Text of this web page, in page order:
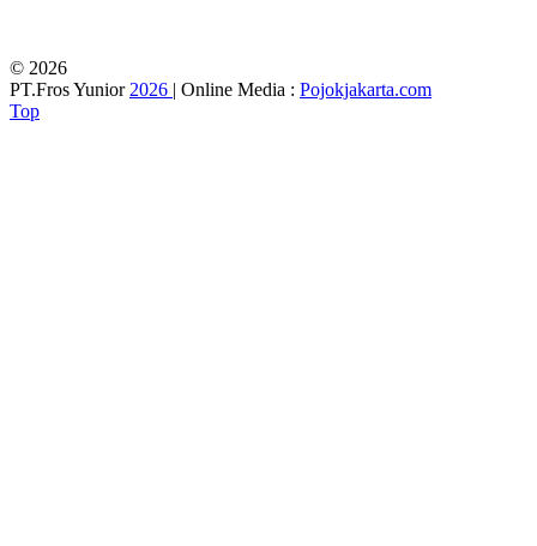
© 2026
PT.Fros Yunior2026 | Online Media : Pojokjakarta.com
Top